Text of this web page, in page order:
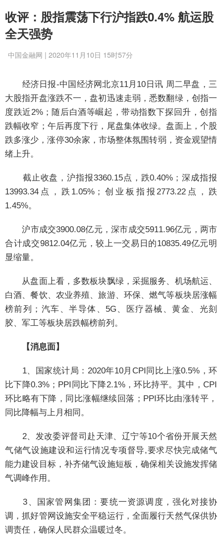
收评：股指震荡下行沪指跌0.4% 航运股
全天强势
中国金融网 | 2020年11月10日 15时57分
经济日报-中国经济网北京11月10日讯 周二早盘，三
大股指开盘涨跌不一，盘初迅速走弱，悉数翻绿，创指一
度跌近2%；随后白酒等崛起，带动指数下探回升，创指
跌幅收窄；午后再度下行，尾盘集体收绿。盘面上，个股
跌多涨少，涨停30余家，市场整体氛围转弱，资金观望情
绪上升。
截止收盘，沪指报3360.15点，跌0.40%；深成指报
13993.34点，跌1.05%；创业板指报2773.22点，跌
1.45%。
沪市成交3900.08亿元，深市成交5911.96亿元，两市
合计成交9812.04亿元，较上一交易日的10835.49亿元明
显缩量。
从盘面上看，多数板块飘绿，采掘服务、机场航运、
白酒、餐饮、农业养殖、旅游、环保、燃气等板块居涨幅
榜前列；汽车、半导体、5G、医疗器械、黄金、光刻
胶、军工等板块居跌幅榜前列。
【消息面】
1、国家统计局：2020年10月CPI同比上涨0.5%，环
比下降0.3%；PPI同比下降2.1%，环比持平。其中，CPI
环比略有下降，同比涨幅继续回落；PPI环比由涨转平，
同比降幅与上月相同。
2、发改委评督司赴天津、辽宁等10个省份开展天然
气储气设施建设和运行情况专项督导,要求尽快完成储气
能力建设目标，补齐储气设施短板，确保相关设施发挥储
气调峰作用。
3、国家管网集团：要统一资源调度，强化对接协
调，抓好管网设施安全平稳运行，全面履行天然气保供协
调责任，确保人民群众温暖过冬。